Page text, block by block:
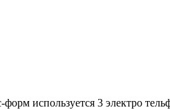
используется 3 электро